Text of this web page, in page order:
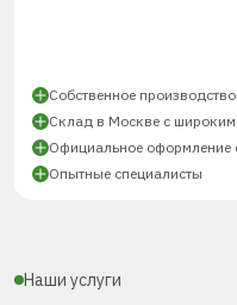
Собственное производство
Склад в Москве с широким
Официальное оформление
Опытные специалисты
Наши услуги